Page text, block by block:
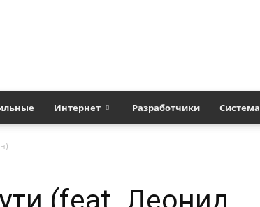
Полезные
Интернет Разработчики Система
(feat. Леонид